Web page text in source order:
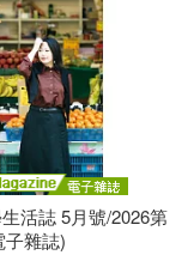
活誌 5月號/2026第
子雜誌)